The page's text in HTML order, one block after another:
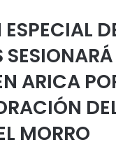
ARICA
MORRO